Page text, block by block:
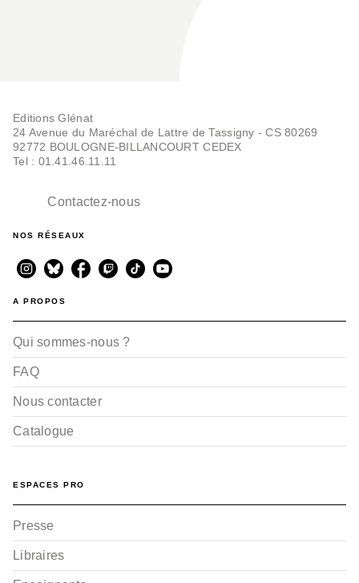
Editions Glénat
24 Avenue du Maréchal de Lattre de Tassigny - CS 80269
92772 BOULOGNE-BILLANCOURT CEDEX
Tel : 01.41.46.11.11
Contactez-nous
NOS RÉSEAUX
A PROPOS
Qui sommes-nous ?
FAQ
Nous contacter
Catalogue
ESPACES PRO
Presse
Libraires